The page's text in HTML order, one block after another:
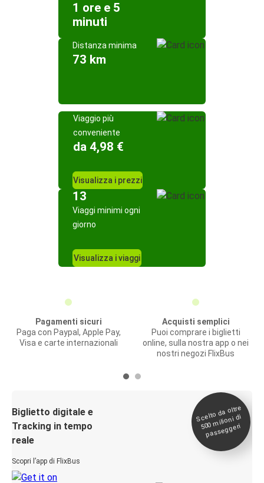
1 ore e 5
minuti
Distanza minima
73 km
Viaggio più
conveniente
da 4,98 €
Visualizza i prezzi
13
Viaggi minimi ogni
giorno
Visualizza i viaggi
Pagamenti sicuri
Paga con Paypal, Apple Pay,
Visa e carte internazionali
Acquisti semplici
Puoi comprare i biglietti
online, sulla nostra app o nei
nostri negozi FlixBus
Biglietto digitale e
Tracking in tempo
reale
Scopri l’app di FlixBus
Scelto da oltre
500
milioni di
passeggeri